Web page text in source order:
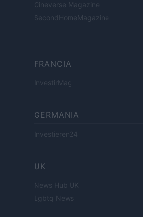
Cineverse Magazine
SecondHomeMagazine
FRANCIA
InvestirMag
GERMANIA
Investieren24
UK
News Hub UK
Lgbtq News